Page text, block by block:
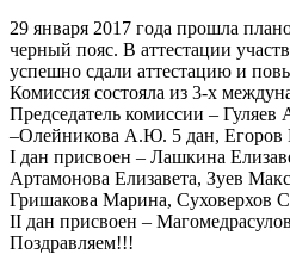
29 января 2017 года прошла
черный пояс. В аттестации
успешно сдали аттестацию и
Комиссия состояла из 3-х
Председатель комиссии –
–Олейникова А.Ю. 5 дан,
I дан присвоен – Лашкина
Артамонова Елизавета, Зуев
Гришакова Марина, Суховерхов
II дан присвоен –
Поздравляем!!!